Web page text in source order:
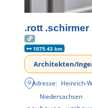
.rott .schirmer
1075.43 km
Architekten/
Adresse: Heinrich-
Niedersachsen